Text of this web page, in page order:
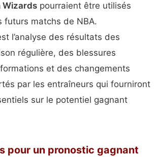
Wizards pourraient être utilisés
futurs matchs de NBA.
l’analyse des résultats des
régulière, des blessures
et des changements
par les entraîneurs qui fourniront
sur le potentiel gagnant
pour un pronostic gagnant